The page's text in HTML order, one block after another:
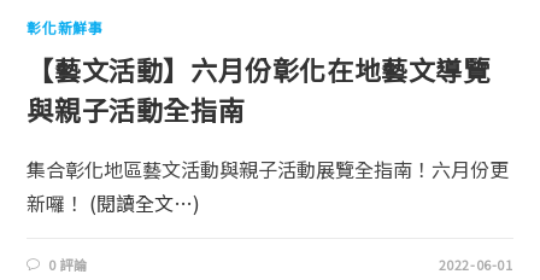
彰化新鮮事
【藝文活動】六月份彰化在地藝文導覽
與親子活動全指南
集合彰化地區藝文活動與親子活動展覽全指南！六月份更
新囉！ (閱讀全文…)
0 評論 2022-06-01